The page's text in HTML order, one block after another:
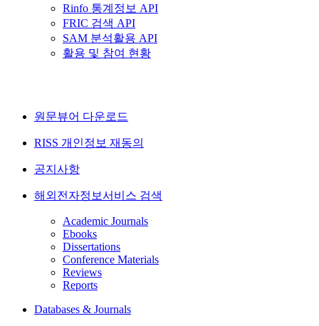
Rinfo 통계정보 API
FRIC 검색 API
SAM 분석활용 API
활용 및 참여 현황
원문뷰어 다운로드
RISS 개인정보 재동의
공지사항
해외전자정보서비스 검색
Academic Journals
Ebooks
Dissertations
Conference Materials
Reviews
Reports
Databases & Journals